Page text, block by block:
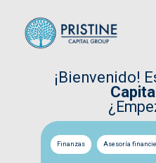
¡Bienvenido!
Finanzas Asesoría